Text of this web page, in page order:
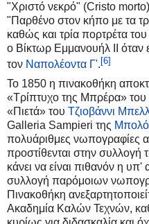
"Χριστό νεκρό" (Cristo
"Παρθένο στον κήπο με τα
καθώς και τρία πορτρέτα
ο Βίκτωρ Εμμανουήλ ΙΙ όταν
τον Ναπολέοντα Γ'.[6]
Το 1850 η πινακοθήκη
«Τρίπτυχο της Μπρέρα» του
«Πιετά» του Τζιοβάννι
Galleria Sampieri της
πολυάριθμες νωπογραφίες
προστίθενται στην συλλογή
κάνει να είναι πιθανόν η
συλλογή παρόμοιων
Πινακοθήκη
Ακαδημία Καλών Τεχνών,